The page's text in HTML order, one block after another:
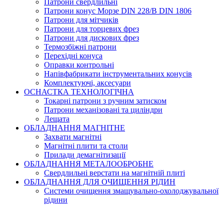
Патрони свердлильні
Патрони конус Морзе DIN 228/B DIN 1806
Патрони для мітчиків
Патрони для торцевих фрез
Патрони для дискових фрез
Термозбіжні патрони
Перехідні конуса
Оправки контрольні
Напівфабрикати інструментальних конусів
Комплектуючі, аксесуари
ОСНАСТКА ТЕХНОЛОГІЧНА
Токарні патрони з ручним затиском
Патрони механізовані та циліндри
Лещата
ОБЛАДНАННЯ МАГНІТНЕ
Захвати магнітні
Магнітні плити та столи
Прилади демагнітизації
ОБЛАДНАННЯ МЕТАЛООБРОБНЕ
Свердлильні верстати на магнітній плиті
ОБЛАДНАННЯ ДЛЯ ОЧИЩЕННЯ РІДИН
Системи очищення змащувально-охолоджувальної
рідини